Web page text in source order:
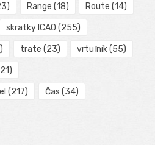
Range (18) Route (14)
skratky ICAO (255)
trate (23) vrtuľník(55)
(217) Čas (34)